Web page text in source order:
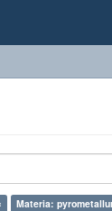
Materia: